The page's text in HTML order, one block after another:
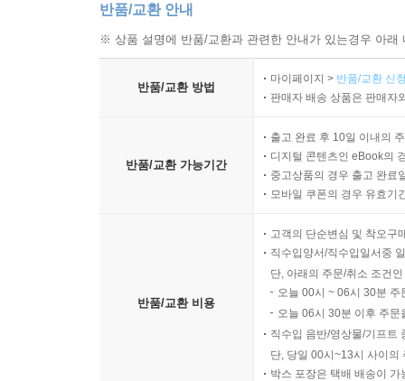
반품/교환 안내
※ 상품 설명에 반품/교환과 관련한 안내가 있는경우 아
반품/교환 방법
마이페이지 > 반품/교환 신
판매자 배송 상품은 판매자
반품/교환 가능기간
출고 완료 후 10일 이내의
디지털 콘텐츠인 eBook의
중고상품의 경우 출고 완료
모바일 쿠폰의 경우 유효기
반품/교환 비용
고객의 단순변심 및 착오구
직수입양서/직수입일서중
단, 아래의 주문/취소 조건
오늘 00시 ~ 06시 30분
오늘 06시 30분 이후 주
직수입 음반/영상물/기프트
단, 당일 00시~13시 사이의
박스 포장은 택배 배송이